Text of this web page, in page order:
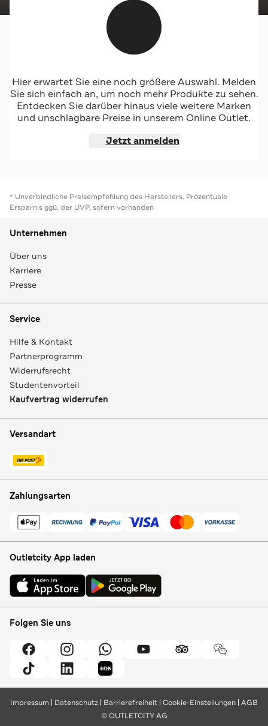
Sie haben alle Artikel gesehen, die zu Ihrem Filter passen.
Alle Filter zurücksetzen
Hier erwartet Sie eine noch größere Auswahl. Melden
Sie sich einfach an, um noch mehr Produkte zu sehen.
Entdecken Sie darüber hinaus viele weitere Marken
und unschlagbare Preise in unserem Online Outlet.
Jetzt anmelden
* Unverbindliche Preisempfehlung des Herstellers. Prozentuale
Ersparnis ggü. der UVP, sofern vorhanden
Unternehmen
Über uns
Karriere
Presse
Service
Hilfe & Kontakt
Partnerprogramm
Widerrufsrecht
Studentenvorteil
Kaufvertrag widerrufen
Versandart
Zahlungsarten
Outletcity App laden
Folgen Sie uns
Impressum Datenschutz Barrierefreiheit Cookie-Einstellungen AGB
© OUTLETCITY AG